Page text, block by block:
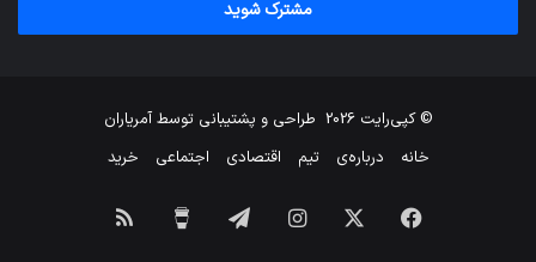
وارد
© کپی‌رایت 2026 طراحی و پشتیبانی توسطآمریاران
خانه
درباره‌ی تیم اقتصادی اجتماعی خرید
فیس
اینستاگرامتلگرام خوراک